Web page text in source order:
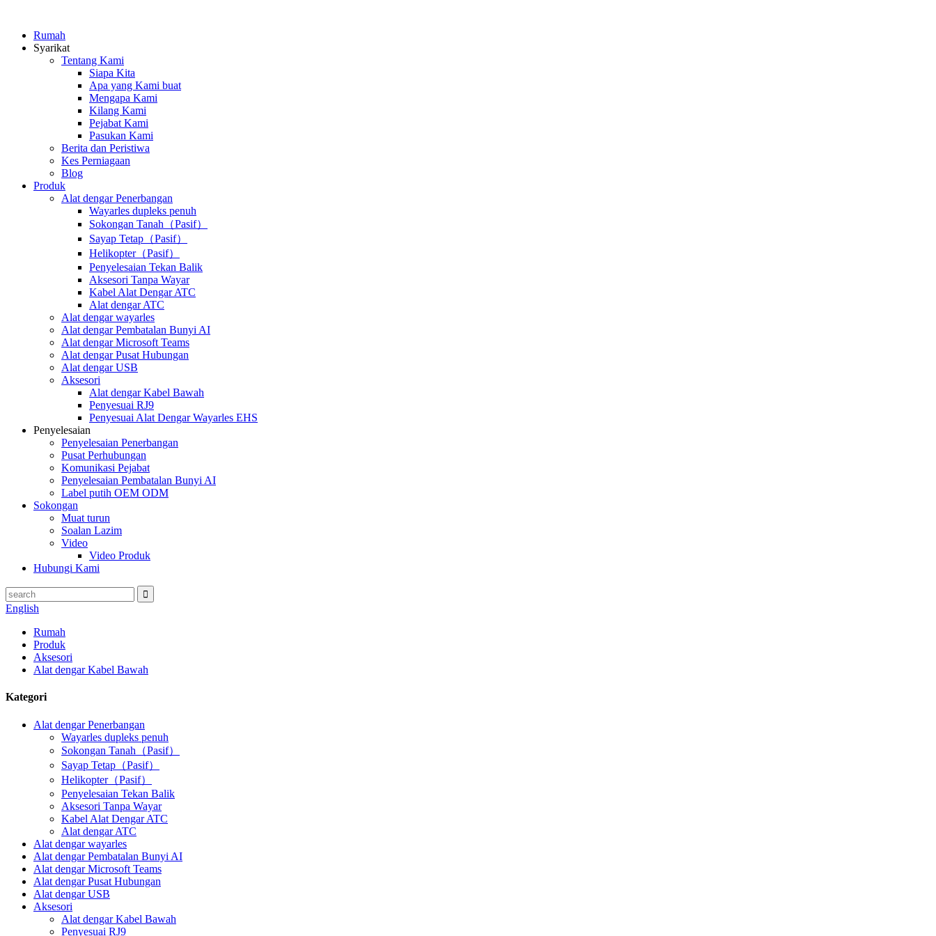
Rumah
Syarikat
Tentang Kami
Siapa Kita
Apa yang Kami buat
Mengapa Kami
Kilang Kami
Pejabat Kami
Pasukan Kami
Berita dan Peristiwa
Kes Perniagaan
Blog
Produk
Alat dengar Penerbangan
Wayarles dupleks penuh
Sokongan Tanah（Pasif）
Sayap Tetap（Pasif）
Helikopter（Pasif）
Penyelesaian Tekan Balik
Aksesori Tanpa Wayar
Kabel Alat Dengar ATC
Alat dengar ATC
Alat dengar wayarles
Alat dengar Pembatalan Bunyi AI
Alat dengar Microsoft Teams
Alat dengar Pusat Hubungan
Alat dengar USB
Aksesori
Alat dengar Kabel Bawah
Penyesuai RJ9
Penyesuai Alat Dengar Wayarles EHS
Penyelesaian
Penyelesaian Penerbangan
Pusat Perhubungan
Komunikasi Pejabat
Penyelesaian Pembatalan Bunyi AI
Label putih OEM ODM
Sokongan
Muat turun
Soalan Lazim
Video
Video Produk
Hubungi Kami
English
Rumah
Produk
Aksesori
Alat dengar Kabel Bawah
Kategori
Alat dengar Penerbangan
Wayarles dupleks penuh
Sokongan Tanah（Pasif）
Sayap Tetap（Pasif）
Helikopter（Pasif）
Penyelesaian Tekan Balik
Aksesori Tanpa Wayar
Kabel Alat Dengar ATC
Alat dengar ATC
Alat dengar wayarles
Alat dengar Pembatalan Bunyi AI
Alat dengar Microsoft Teams
Alat dengar Pusat Hubungan
Alat dengar USB
Aksesori
Alat dengar Kabel Bawah
Penyesuai RJ9